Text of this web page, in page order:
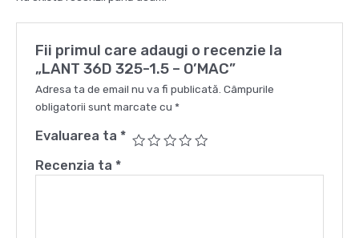
Fii primul care adaugi o recenzie la
„LANT 36D 325-1.5 – O’MAC”
Adresa ta de email nu va fi publicată. Câmpurile
obligatorii sunt marcate cu *
Evaluarea ta *
Recenzia ta *